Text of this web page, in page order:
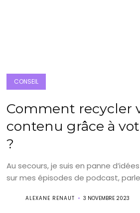
CONSEIL
Comment recycler
contenu grâce à
?
Au secours, je suis en panne
sur mes épisodes de podcast,
ALEXANE RENAUT 3 NOVEMBRE 2023